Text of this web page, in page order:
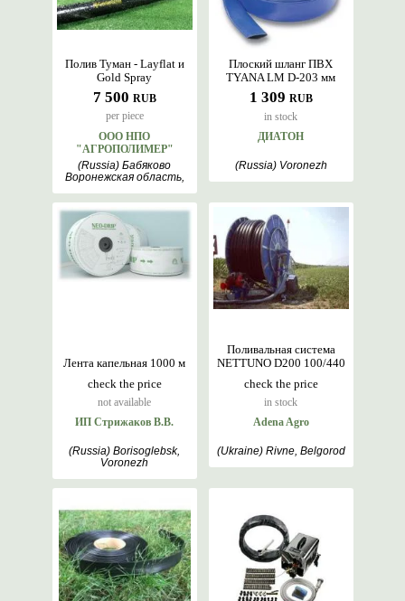
7 500 RUB
per piece
Полив Туман - Layflat и
Gold Spray
ООО НПО
"АГРОПОЛИМЕР"
(Russia) Бабяково
Воронежская область,
1 309 RUB
in stock
Плоский шланг ПВХ
TYANA LM D-203 мм
ДИАТОН
(Russia) Voronezh
check the price
not available
Лента капельная 1000 м
ИП Стрижаков В.В.
(Russia) Borisoglebsk,
Voronezh
check the price
in stock
Поливальная система
NETTUNO D200 100/440
Adena Agro
(Ukraine) Rivne, Belgorod